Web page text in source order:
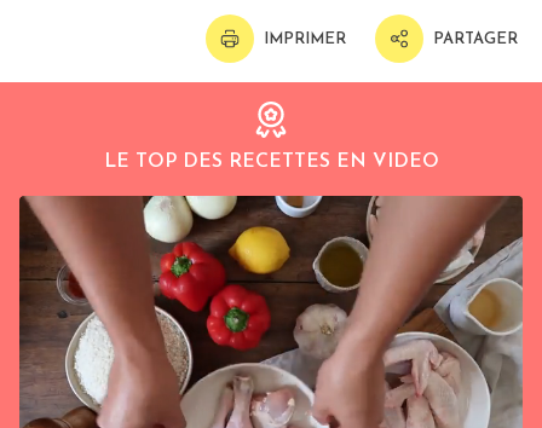
IMPRIMER PARTAGER
LE TOP DES RECETTES EN VIDEO